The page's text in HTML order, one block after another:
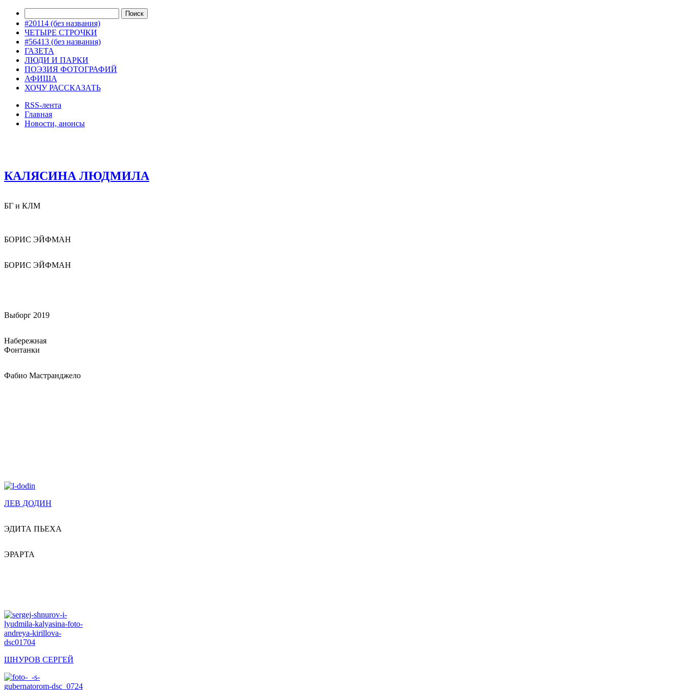
#20114 (без названия)
ЧЕТЫРЕ СТРОЧКИ
#56413 (без названия)
ГАЗЕТА
ЛЮДИ И ПАРКИ
ПОЭЗИЯ ФОТОГРАФИЙ
АФИША
ХОЧУ РАССКАЗАТЬ
RSS-лента
Главная
Новости, анонсы
КАЛЯСИНА ЛЮДМИЛА
БГ и КЛМ
БОРИС ЭЙФМАН
БОРИС ЭЙФМАН
Выборг 2019
Набережная
Фонтанки
Фабио Мастранджело
ЛЕВ ДОДИН
ЭДИТА ПЬЕХА
ЭРАРТА
ШНУРОВ СЕРГЕЙ